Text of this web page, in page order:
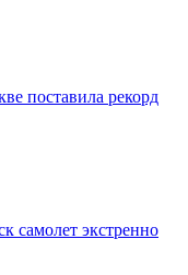
поставила рекорд
самолет экстренно